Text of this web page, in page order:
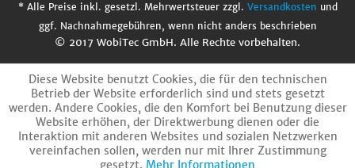
* Alle Preise inkl. gesetzl. Mehrwertsteuer zzgl. Versandkosten und
ggf. Nachnahmegebühren, wenn nicht anders beschrieben
© 2017 WobiTec GmbH. Alle Rechte vorbehalten.
Diese Website benutzt Cookies, die für den technischen
Betrieb der Website erforderlich sind und stets gesetzt
werden. Andere Cookies, die den Komfort bei Benutzung dieser
Website erhöhen, der Direktwerbung dienen oder die
Interaktion mit anderen Websites und sozialen Netzwerken
vereinfachen sollen, werden nur mit Ihrer Zustimmung
gesetzt. Mehr Informationen